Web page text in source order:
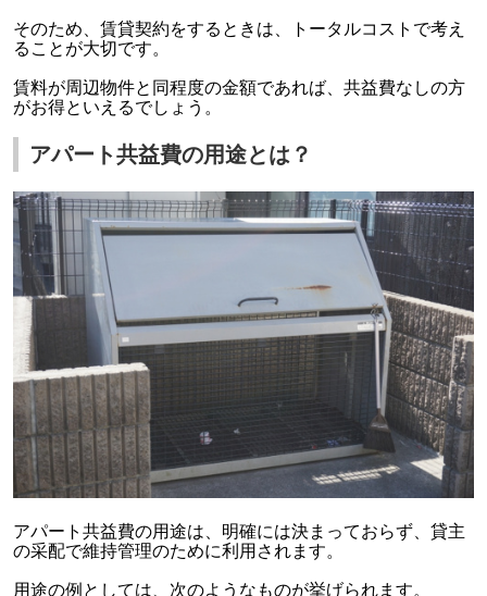
そのため、賃貸契約をするときは、トータルコストで考え
ることが大切です。
賃料が周辺物件と同程度の金額であれば、共益費なしの方
がお得といえるでしょう。
アパート共益費の用途とは？
アパート共益費の用途は、明確には決まっておらず、貸主
の采配で維持管理のために利用されます。
用途の例としては、次のようなものが挙げられます。